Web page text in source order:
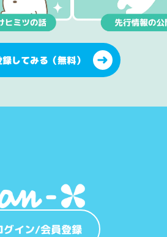
してみる（無料）
グイン/会員登録